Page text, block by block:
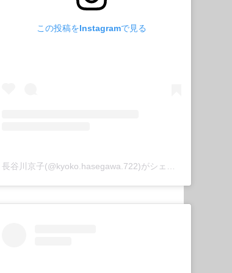
この投稿をInstagramで見る
長谷川京子(@kyoko.hasegawa.722)がシェアした投稿